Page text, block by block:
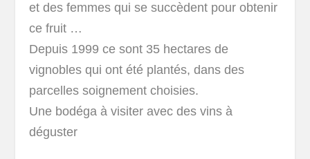
et des femmes qui se succèdent pour obtenir
ce fruit …
Depuis 1999 ce sont 35 hectares de
vignobles qui ont été plantés, dans des
parcelles soignement choisies.
Une bodéga à visiter avec des vins à
déguster